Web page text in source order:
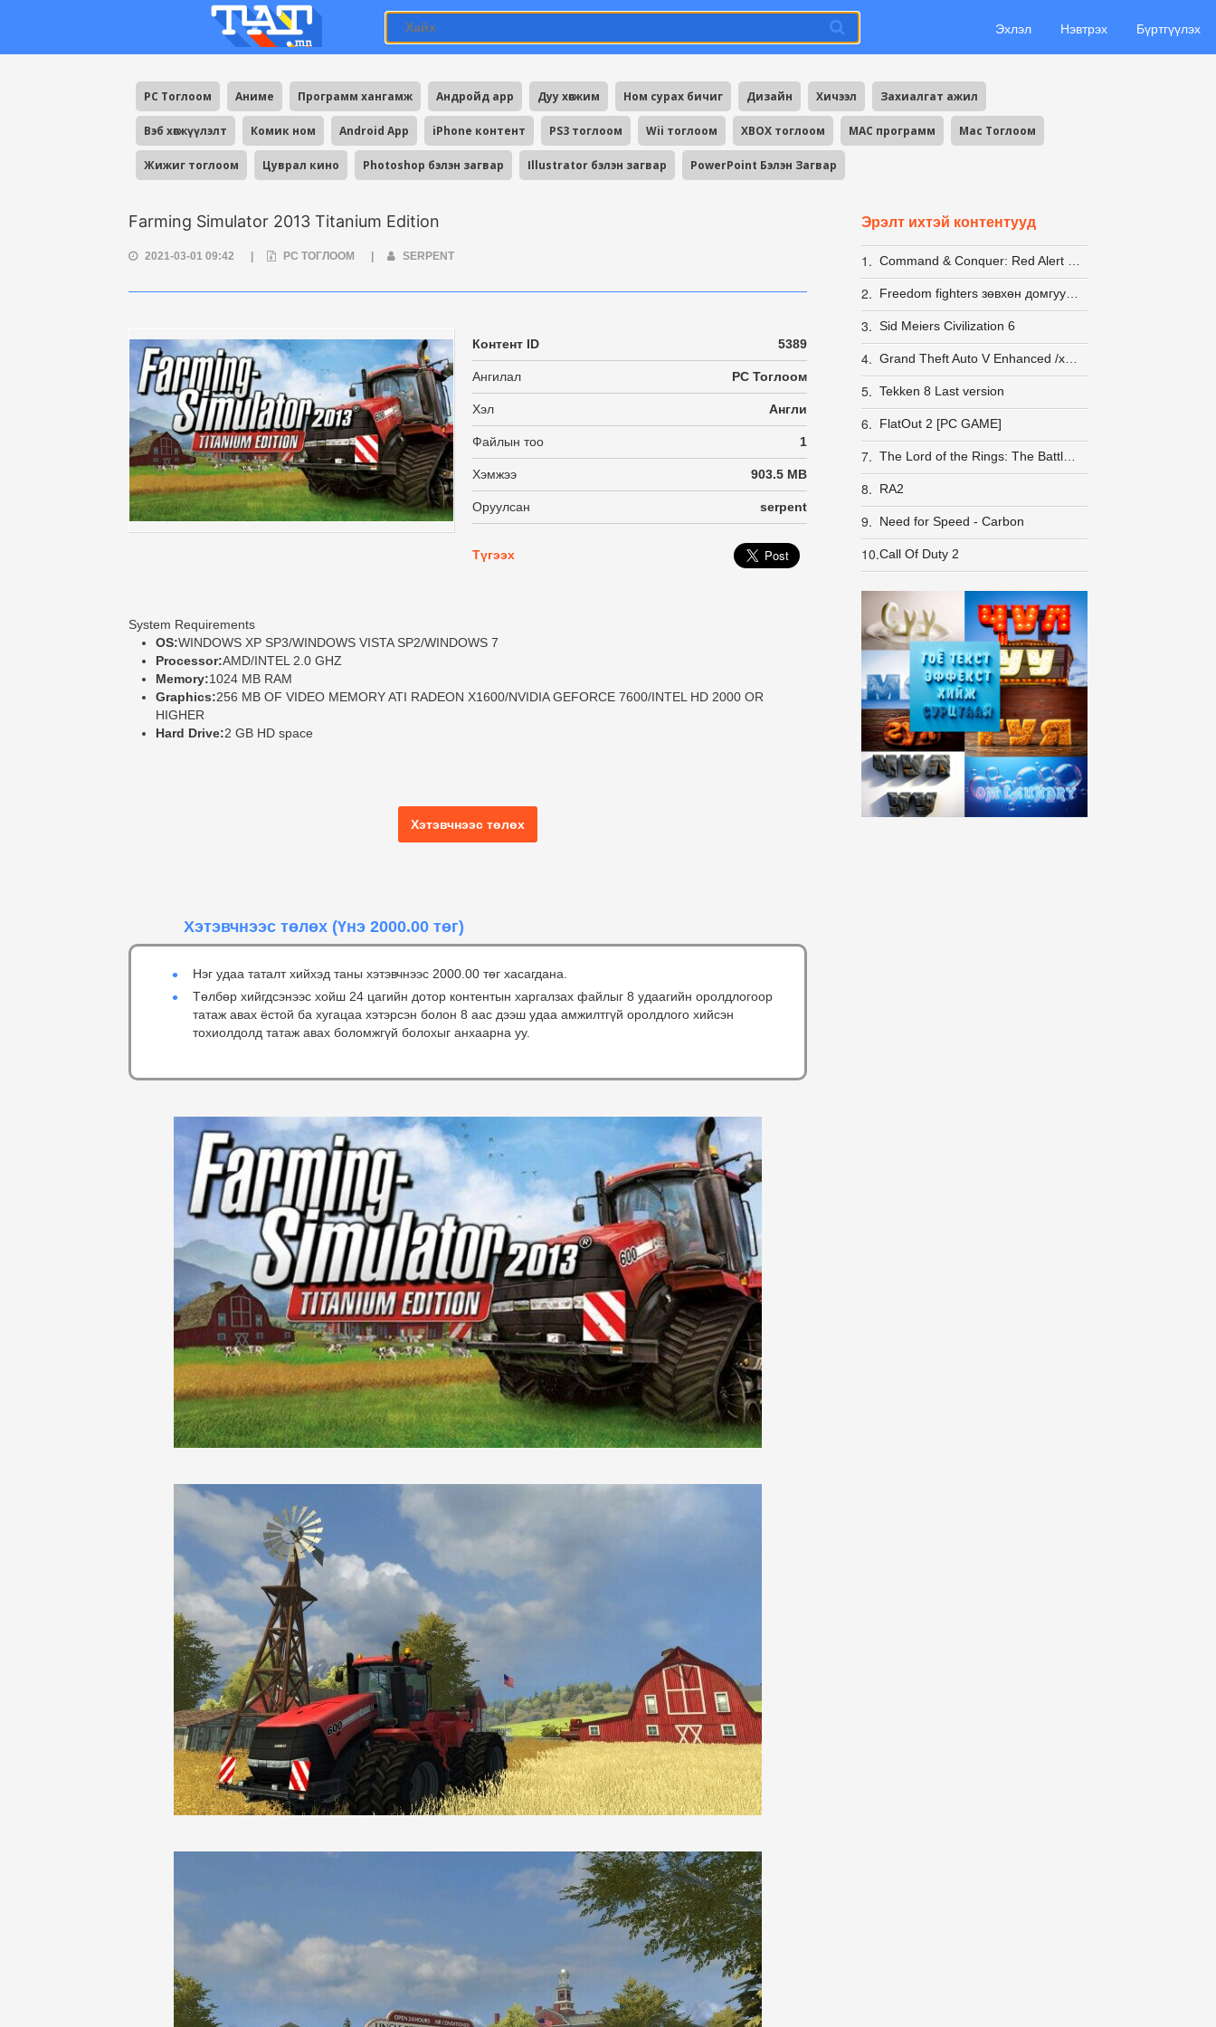
Эхлэл Нэвтрэх Бүртгүүлэх
PC Тоглоом Аниме Программ хангамж Андройд app Дуу хөгжим Ном сурах бичиг Дизайн Хичээл Захиалгат ажил
Вэб хөгжүүлэлт Комик ном Android App iPhone контент PS3 тоглоом Wii тоглоом XBOX тоглоом MAC программ Mac Тоглоом
Жижиг тоглоом Цуврал кино Photoshop бэлэн загвар Illustrator бэлэн загвар PowerPoint Бэлэн Загвар
Farming Simulator 2013 Titanium Edition
2021-03-01 09:42 PC ТОГЛООМ SERPENT
Контент ID 5389
Ангилал PC Тоглоом
Хэл Англи
Файлын тоо 1
Хэмжээ 903.5 MB
Оруулсан serpent
Түгээх
System Requirements
OS:WINDOWS XP SP3/WINDOWS VISTA SP2/WINDOWS 7
Processor:AMD/INTEL 2.0 GHZ
Memory:1024 MB RAM
Graphics:256 MB OF VIDEO MEMORY ATI RADEON X1600/NVIDIA GEFORCE 7600/INTEL HD 2000 OR
HIGHER
Hard Drive:2 GB HD space
Хэтэвчнээс төлөх
Хэтэвчнээс төлөх (Үнэ 2000.00 төг)
Нэг удаа таталт хийхэд таны хэтэвчнээс 2000.00 төг хасагдана.
Төлбөр хийгдсэнээс хойш 24 цагийн дотор контентын харгалзах файлыг 8 удаагийн оролдлогоор
татаж авах ёстой ба хугацаа хэтэрсэн болон 8 аас дээш удаа амжилтгүй оролдлого хийсэн
тохиолдолд татаж авах боломжгүй болохыг анхаарна уу.
Эрэлт ихтэй контентууд
1.
2.
3. Sid Meiers Civilization 6
4.
5. Tekken 8 Last version
6. FlatOut 2 [PC GAME]
7.
8. RA2
9. Need for Speed - Carbon
10.Call Of Duty 2